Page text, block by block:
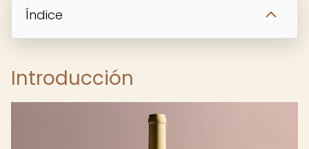
Índice
Introducción